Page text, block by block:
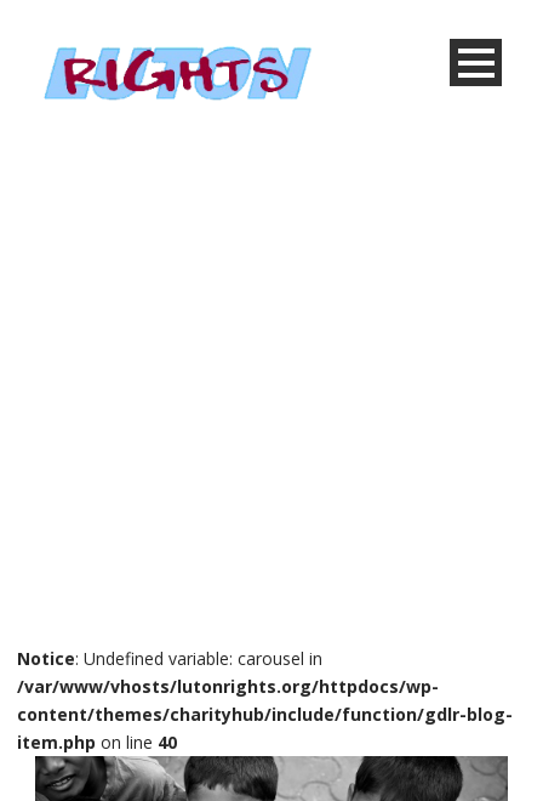
Notice: Undefined variable: carousel in
/var/www/vhosts/lutonrights.org/httpdocs/wp-
content/themes/charityhub/include/function/gdlr-blog-
item.php on line 40